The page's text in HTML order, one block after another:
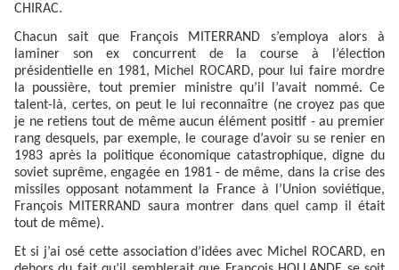
CHIRAC.
Chacun sait que François MITERRAND s’employa alors à
laminer son ex concurrent de la course à l’élection
présidentielle en 1981, Michel ROCARD, pour lui faire mordre
la poussière, tout premier ministre qu’il l’avait nommé. Ce
talent-là, certes, on peut le lui reconnaître (ne croyez pas que
je ne retiens tout de même aucun élément positif - au premier
rang desquels, par exemple, le courage d’avoir su se renier en
1983 après la politique économique catastrophique, digne du
soviet suprême, engagée en 1981 - de même, dans la crise des
missiles opposant notamment la France à l’Union soviétique,
François MITERRAND saura montrer dans quel camp il était
tout de même).
Et si j’ai osé cette association d’idées avec Michel ROCARD, en